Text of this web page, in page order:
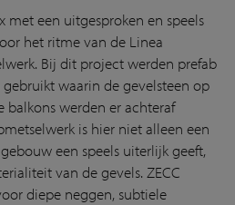
met een uitgesproken en speels
het ritme van de Linea
Bij dit project werden prefab
waarin de gevelsteen op
balkons werden er achteraf
is hier niet alleen een
een speels uiterlijk geeft,
van de gevels. ZECC
diepe neggen, subtiele